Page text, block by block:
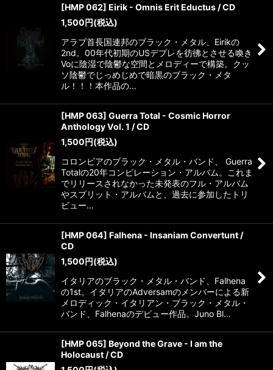
[HMP 062] Eirik - Omnis Erit Eductus / CD
1,500円(税込)
アラブ首長国連邦のブラック・メタル、Eirikの
2nd。00年代初期のUSデプレを彷彿とさせる喚き
Voに陰湿で陰鬱な空間とメロディーで構築。クッ
ソ陰鬱でじっめじめで暗黒のブラック・メタ
ル！！！本作品の…
[HMP 063] Guerra Total - Cosmic Horror
Anthology Vol. 1 / CD
1,500円(税込)
コロンビアのブラック・メタル・バンド、 Guerra
Totalの20年コンピレーション・アルバム。これま
でリリースされなかった未発表のフル・アルバム
やスプリット・アルバムと、過去に参加したトリ
ビュー…
[HMP 064] Falhena - Insaniam Convertunt /
CD
1,500円(税込)
イタリアのブラック・メタル・バンド、Falhena
の1st。イタリアのAdversamのメンバーによる新
メロディック・イタリアン・ブラック・メタル・
バンド、Falhenaのデビュー作品。Juno Bl…
[HMP 065] Beyond the Grave - I am the
Holocaust / CD